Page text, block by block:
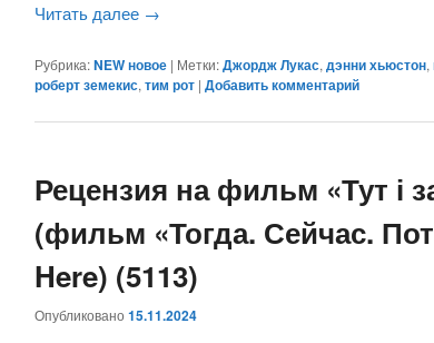
Читать далее →
Рубрика: NEW новое | Метки: Джордж Лукас,дэнни хьюстон,
роберт земекис,тим рот |Добавить комментарий
Рецензия на фильм «Тут і
(фильм «Тогда. Сейчас.
Here) (5113)
Опубликовано15.11.2024